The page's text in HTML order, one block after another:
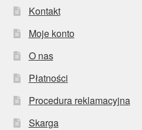
Kontakt
Moje konto
O nas
Płatności
Procedura reklamacyjna
Skarga